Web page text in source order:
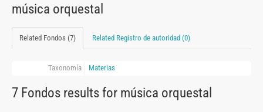
música orquestal
Related Fondos (7) Related Registro de autoridad (0)
Taxonomía Materias
7 Fondos results for música orquestal